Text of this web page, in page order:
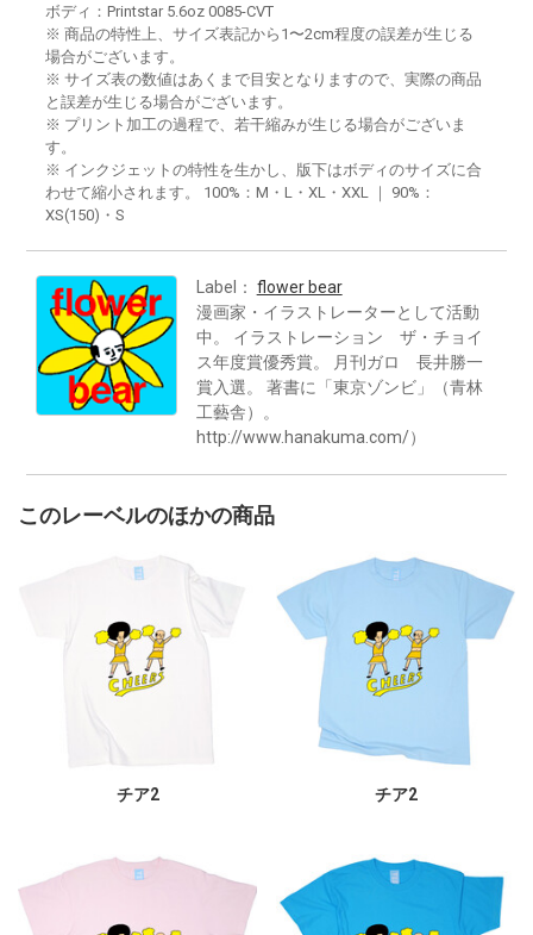
ボディ：Printstar 5.6oz 0085-CVT
※ 商品の特性上、サイズ表記から1〜2cm程度の誤差が生じる
場合がございます。
※ サイズ表の数値はあくまで目安となりますので、実際の商品
と誤差が生じる場合がございます。
※ プリント加工の過程で、若干縮みが生じる場合がございま
す。
※ インクジェットの特性を生かし、版下はボディのサイズに合
わせて縮小されます。 100%：M・L・XL・XXL ｜ 90%：
XS(150)・S
Label： flower bear
漫画家・イラストレーターとして活動
中。 イラストレーション ザ・チョイ
ス年度賞優秀賞。 月刊ガロ 長井勝一
賞入選。 著書に「東京ゾンビ」（青林
工藝舎）。
http://www.hanakuma.com/）
このレーベルのほかの商品
チア2 チア2